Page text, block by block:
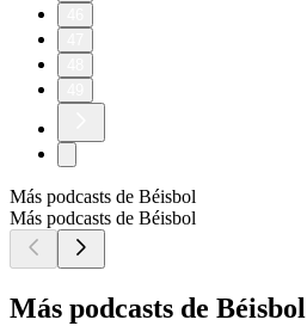
Más podcasts de Béisbol
Más podcasts de Béisbol
Más podcasts de Béisbol